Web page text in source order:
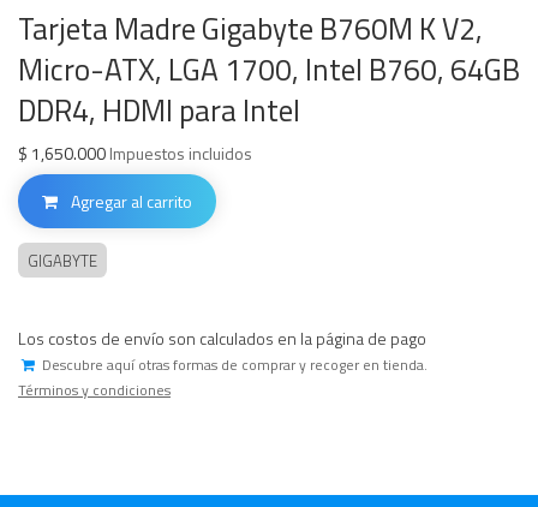
Tarjeta Madre Gigabyte B760M K V2,
Micro-ATX, LGA 1700, Intel B760, 64GB
DDR4, HDMI para Intel
$ 1,650.000Impuestos incluidos
Agregar al carrito
GIGABYTE
Los costos de envío son calculados en la página de pago
Descubre aquí otras formas de comprar y recoger en tienda.
Términos y condiciones